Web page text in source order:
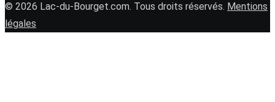
© 2026 Lac-du-Bourget.com. Tous droits réservés. Mentions
légales